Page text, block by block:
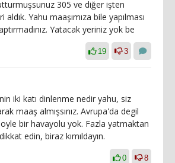
305 ve diğer işten
aldık. Yahu maaşımıza bile yapılması
Yatacak yeriniz yok be
19 3
iki katı dinlenme nedir yahu, siz
maaş almışsınız. Avrupa'da degil
bir havayolu yok. Fazla yatmaktan
edin, biraz kımıldayın.
0 8